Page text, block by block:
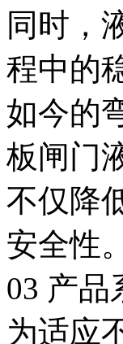
同时，
程中的
如今的
板闸门
不仅降
安全性。
03 产品
为适应